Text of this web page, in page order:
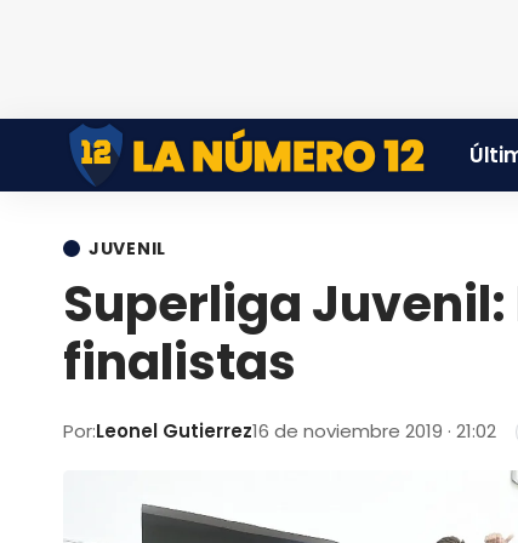
JUVENIL
Superliga
finalistas
Por:Leonel Gutierrez16 de noviembre 2019 · 21:02